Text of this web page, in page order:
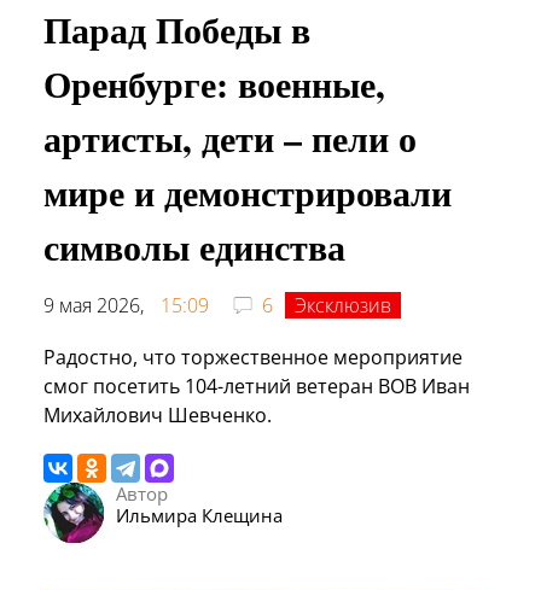
Парад Победы в
Оренбурге: военные,
артисты, дети – пели о
мире и демонстрировали
символы единства
9 мая 2026, 15:09 6
Эксклюзив
Радостно, что торжественное мероприятие
смог посетить 104-летний ветеран ВОВ Иван
Михайлович Шевченко.
Автор
Ильмира Клещина